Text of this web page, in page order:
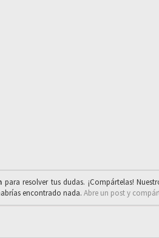
para resolver tus dudas. ¡Compártelas!
encontrado nada. Abre un post y